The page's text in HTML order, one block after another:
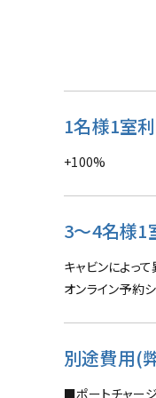
1名様1室
+100%
3～4名様1
キャビンによって
オンライン予約
別途費用(
■ポートチャージ